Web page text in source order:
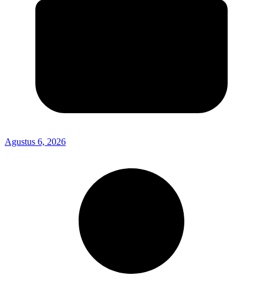
Agustus 6, 2026